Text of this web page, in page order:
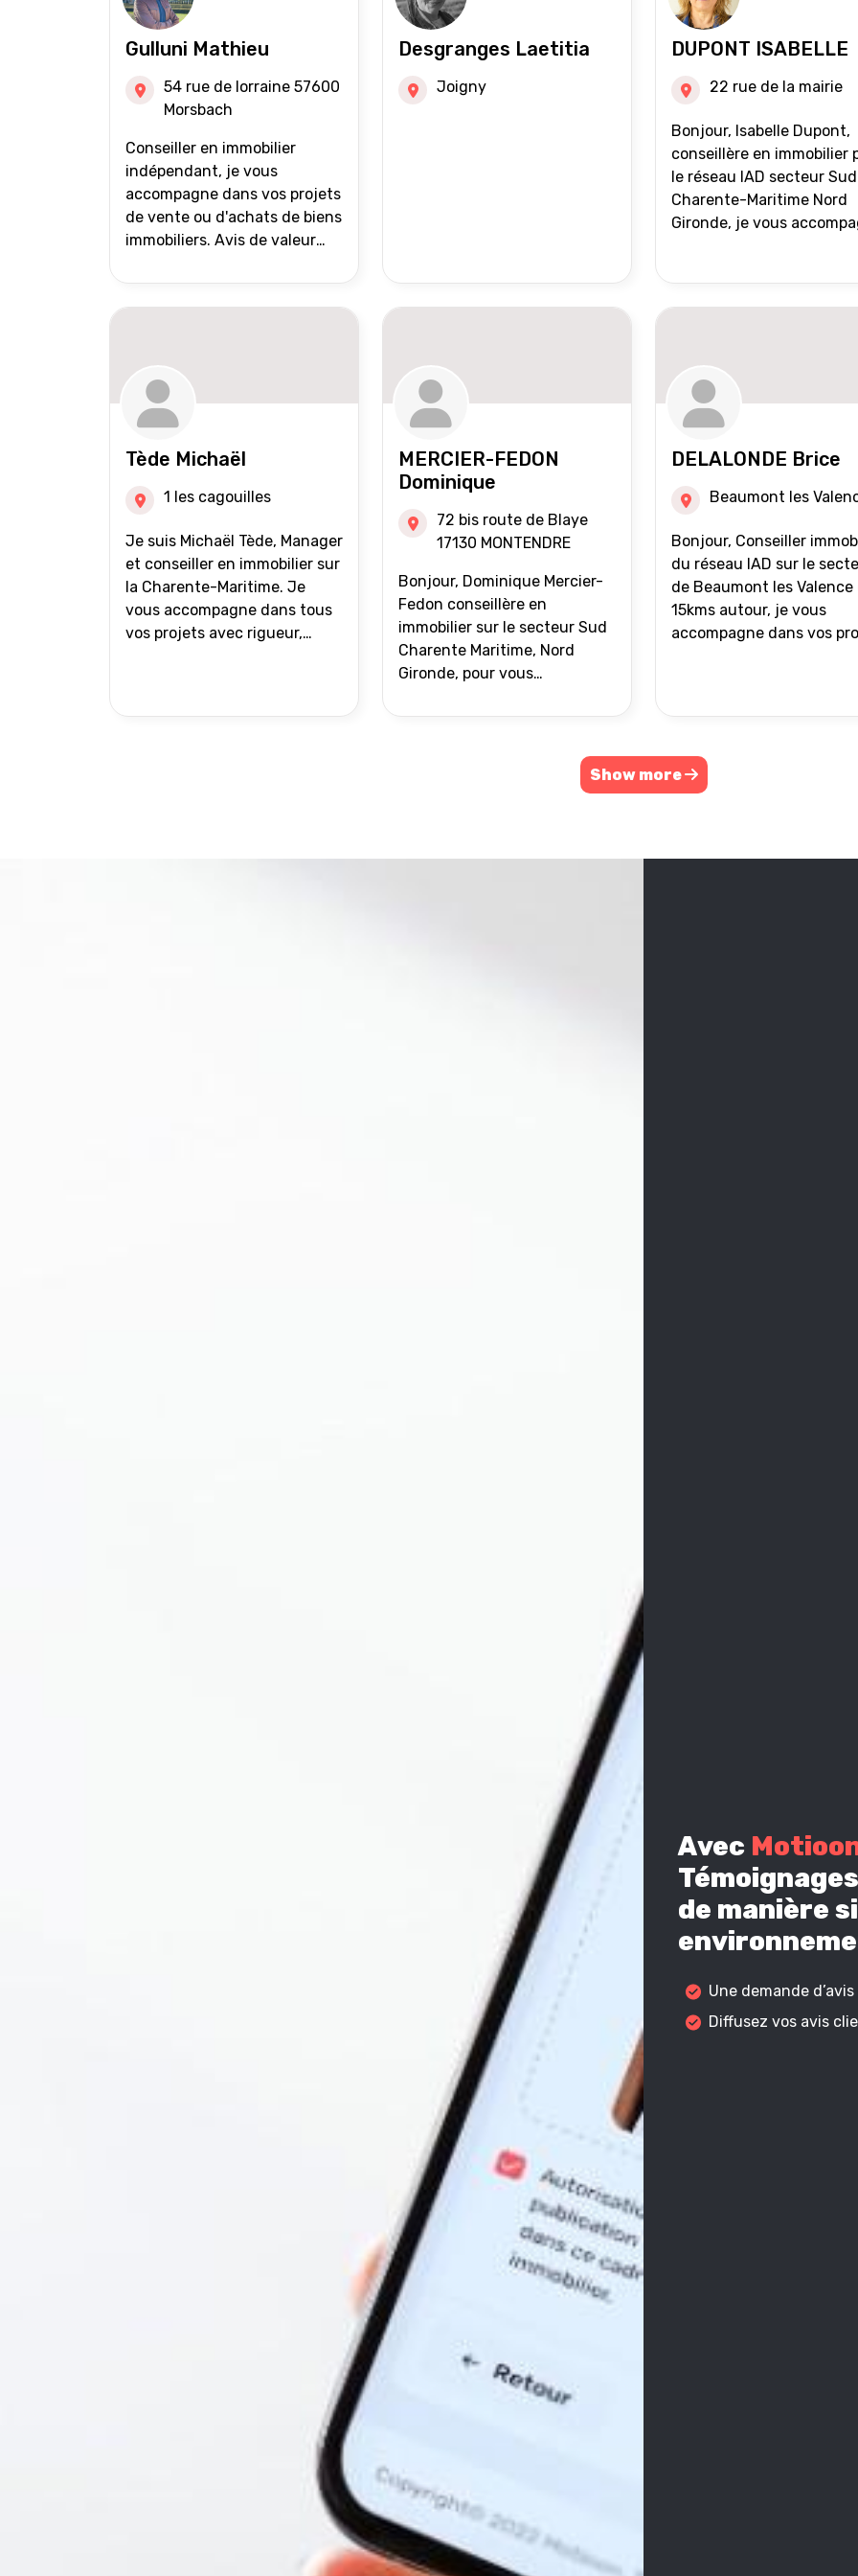
Gulluni Mathieu
54 rue de lorraine 57600
Morsbach
Conseiller en immobilier
indépendant, je vous
accompagne dans vos projets
de vente ou d'achats de biens
immobiliers. Avis de valeur
suivi personnalisés Mise en
avant du bien grâce à des
(niveau national et
international) Validation du
financement des acquéreurs
auprès de partenaires
financiers Portefeuille de
clients acquéreurs travaillé et
Vente en partage grâce au
réseau Iad France et Iad
Deutschland Inter agence
Desgranges Laetitia
Joigny
DUPONT ISABELLE
22 rue de la mairie
Bonjour, Isabelle Dupont,
conseillère en immobilier
le réseau IAD secteur Sud
Charente-Maritime Nord
Gironde, je vous
Tède Michaël
1 les cagouilles
Je suis Michaël Tède, Manager
et conseiller en immobilier sur
la Charente-Maritime. Je
vous accompagne dans tous
vos projets avec rigueur,
MERCIER-FEDON
Dominique
72 bis route de Blaye
17130 MONTENDRE
Bonjour, Dominique Mercier-
Fedon conseillère en
immobilier sur le secteur Sud
Charente Maritime, Nord
Gironde, pour vous
projets immobiliers.
DELALONDE Brice
Beaumont les
Bonjour, Conseiller immobilier
du réseau IAD sur le
de Beaumont les Valence
15kms autour, je vous
accompagne dans vos
Show more
Avec
de manière
Une demande
Diffusez vos avis